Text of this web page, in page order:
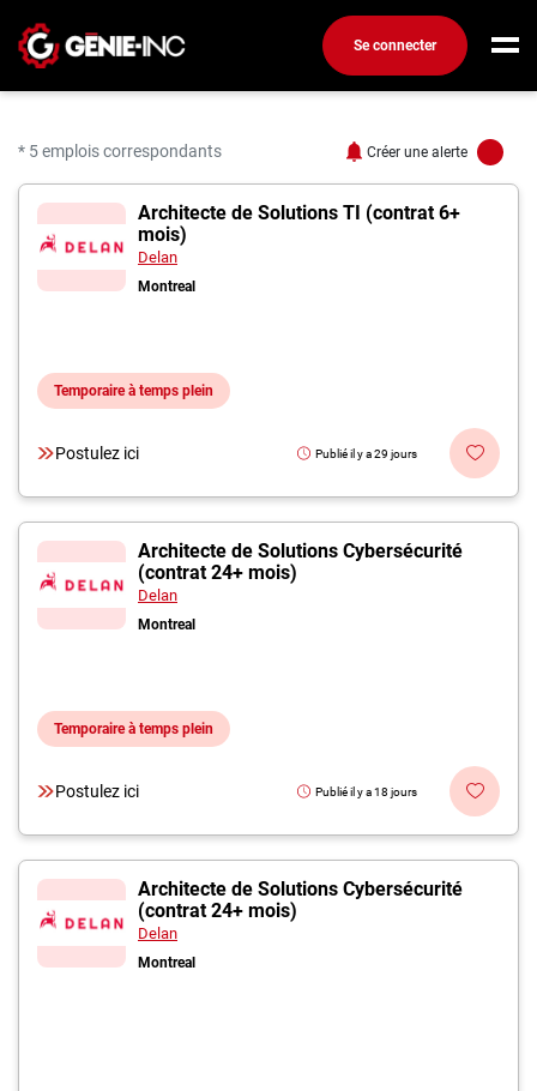
Se connecter
Créez un compte
Emplois
Recherchez un emploi
Compagnies
Ma boîte à outils
Conseils carrière
Inscrivez-vous à l'infolettre
Employeurs
* 5 emplois correspondants Créer une alerte
5 offres pour
Architecte de Solutions TI (contrat 6+
mois)
Delan
Montreal
Temporaire à temps plein
Postulez ici Publié il y a 29 jours
Architecte de Solutions Cybersécurité
(contrat 24+ mois)
Delan
Montreal
Temporaire à temps plein
Postulez ici Publié il y a 18 jours
Architecte de Solutions Cybersécurité
(contrat 24+ mois)
Delan
Montreal